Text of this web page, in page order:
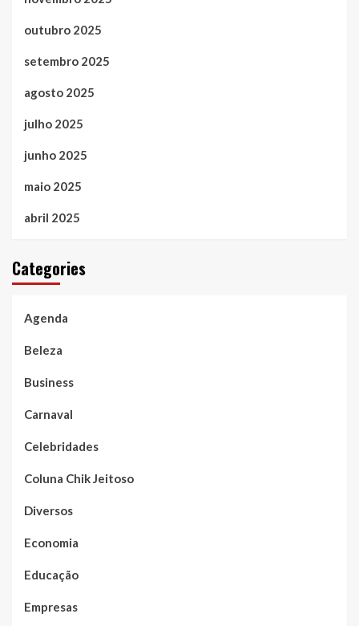
outubro 2025
setembro 2025
agosto 2025
julho 2025
junho 2025
maio 2025
abril 2025
Categories
Agenda
Beleza
Business
Carnaval
Celebridades
Coluna Chik Jeitoso
Diversos
Economia
Educação
Empresas